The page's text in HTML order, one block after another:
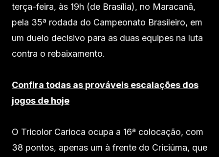
terça-feira, às 19h (de Brasília), no Maracanã,
pela 35ª rodada do Campeonato Brasileiro, em
um duelo decisivo para as duas equipes na luta
contra o rebaixamento.
Confira todas as prováveis escalações dos
jogos de hoje
O Tricolor Carioca ocupa a 16ª colocação, com
38 pontos, apenas um à frente do Criciúma, que